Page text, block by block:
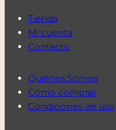
Tienda
Mi cuenta
Contacto
Quiénes Somos
Cómo comprar
Condiciones de uso